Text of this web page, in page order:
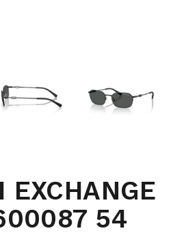
EXCHANGE
54